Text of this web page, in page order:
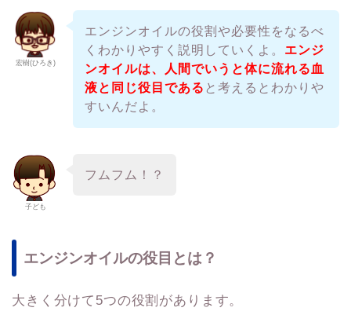
宏樹(ひろき)
エンジンオイルの役割や必要性をなるべ
くわかりやすく説明していくよ。 エンジ
ンオイルは、人間でいうと体に流れる血
液と同じ役目である と考えるとわかりや
すいんだよ。
子ども
フムフム！？
エンジンオイルの役目とは？
大きく分けて5つの役割があります。